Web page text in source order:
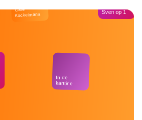
Café
Kockelmann
In de
kantine
Sven op 1